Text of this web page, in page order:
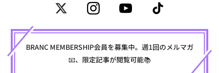
BRANC MEMBERSHIP会員を募集中。週1回のメルマガ
📧、限定記事が閲覧可能📚